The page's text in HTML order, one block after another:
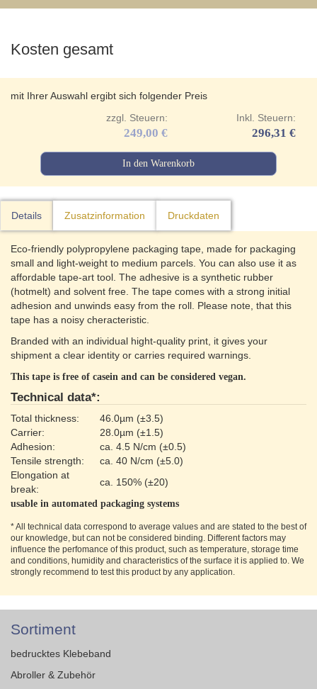
Kosten gesamt
mit Ihrer Auswahl ergibt sich folgender Preis
zzgl. Steuern:
249,00 €
Inkl. Steuern:
296,31 €
In den Warenkorb
Details Zusatzinformation Druckdaten
Eco-friendly polypropylene packaging tape, made for packaging
small and light-weight to medium parcels. You can also use it as
affordable tape-art tool. The adhesive is a synthetic rubber
(hotmelt) and solvent free. The tape comes with a strong initial
adhesion and unwinds easy from the roll. Please note, that this
tape has a noisy cheracteristic.
Branded with an individual hight-quality print, it gives your
shipment a clear identity or carries required warnings.
This tape is free of casein and can be considered vegan.
Technical data*:
Total thickness:
46.0µm (±3.5)
Carrier:
28.0µm (±1.5)
Adhesion:
ca. 4.5 N/cm (±0.5)
Tensile strength:
ca. 40 N/cm (±5.0)
Elongation at
break:
ca. 150% (±20)
usable in automated packaging systems
* All technical data correspond to average values and are stated to the best of
our knowledge, but can not be considered binding. Different factors may
influence the perfomance of this product, such as temperature, storage time
and conditions, humidity and characteristics of the surface it is applied to. We
strongly recommend to test this product by any application.
Sortiment
bedrucktes Klebeband
Abroller & Zubehör